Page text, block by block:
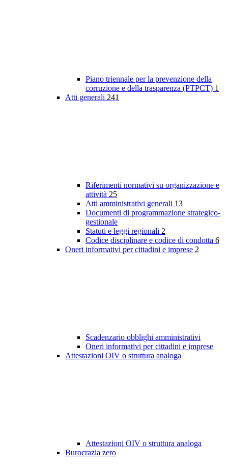
Piano triennale per la prevenzione della
corruzione e della trasparenza (PTPCT) 1
Atti generali 241
Riferimenti normativi su organizzazione e
attività 25
Atti amministrativi generali 13
Documenti di programmazione strategico-
gestionale
Statuti e leggi regionali 2
Codice disciplinare e codice di condotta 6
Oneri informativi per cittadini e imprese 2
Scadenzario obblighi amministrativi
Oneri informativi per cittadini e imprese
Attestazioni OIV o struttura analoga
Attestazioni OIV o struttura analoga
Burocrazia zero